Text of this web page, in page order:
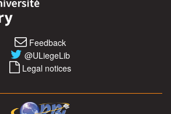
Feedback
@ULiegeLib
Legal notices